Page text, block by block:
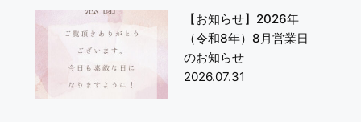
【お知らせ】2026年
（令和8年）8月営業日
のお知らせ
2026.07.31